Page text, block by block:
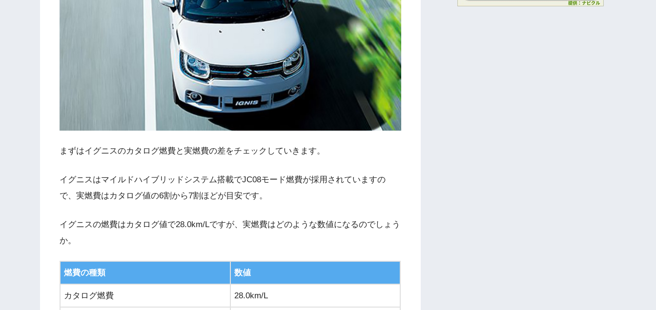
まずはイグニスのカタログ燃費と実燃費の差をチェックしていきます。
イグニスはマイルドハイブリッドシステム搭載でJC08モード燃費が採用されていますの
で、実燃費はカタログ値の6割から7割ほどが目安です。
イグニスの燃費はカタログ値で28.0km/Lですが、実燃費はどのような数値になるのでしょう
か。
燃費の種類 数値
カタログ燃費 28.0km/L